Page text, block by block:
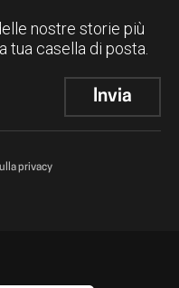
nostre storie più
tua casella di posta.
privacy